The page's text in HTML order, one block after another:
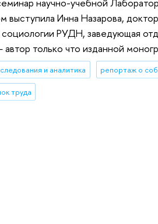
выступила Инна Назарова,
РУДН, заведующая
только что изданной
и аналитика репортаж о
труда